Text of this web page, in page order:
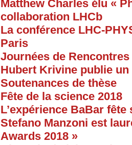
Matthew Charles élu «
collaboration LHCb
La conférence LHC-
Paris
Journées de
Hubert Krivine publie
Soutenances de thèse
Fête de la science 2018
L’expérience BaBar fête
Stefano Manzoni est
Awards 2018 »